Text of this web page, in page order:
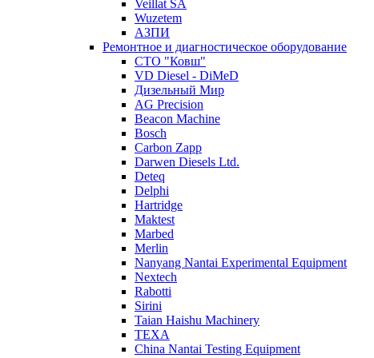
Veillat SA
Wuzetem
АЗПИ
Ремонтное и диагностическое оборудование
СТО "Ковш"
VD Diesel - DiMeD
Дизельный Мир
AG Precision
Beacon Machine
Bosch
Carbon Zapp
Darwen Diesels Ltd.
Deteq
Delphi
Hartridge
Maktest
Marbed
Merlin
Nanyang Nantai Experimental Equipment
Nextech
Rabotti
Sirini
Taian Haishu Machinery
TEXA
China Nantai Testing Equipment